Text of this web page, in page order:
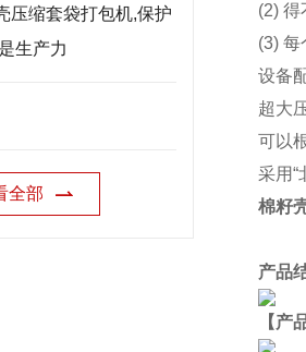
压缩套袋打包机,保护
生产力
全部
(2)
(3)
设备
超大
可以
采用“
棉籽
产品
【产